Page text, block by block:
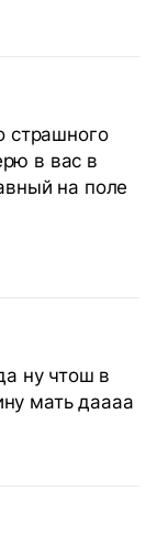
страшного
в вас в
на поле
ну чтош в
мать даааа